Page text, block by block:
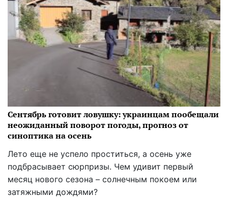
Сентябрь готовит ловушку: украинцам пообещали
неожиданный поворот погоды, прогноз от
синоптика на осень
Лето еще не успело проститься, а осень уже
подбрасывает сюрпризы. Чем удивит первый
месяц нового сезона – солнечным покоем или
затяжными дождями?